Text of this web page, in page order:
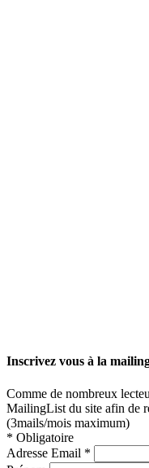
Inscrivez vous à la
Comme de nombreux
MailingList du site afin de
(3mails/mois maximum)
* Obligatoire
Adresse Email *